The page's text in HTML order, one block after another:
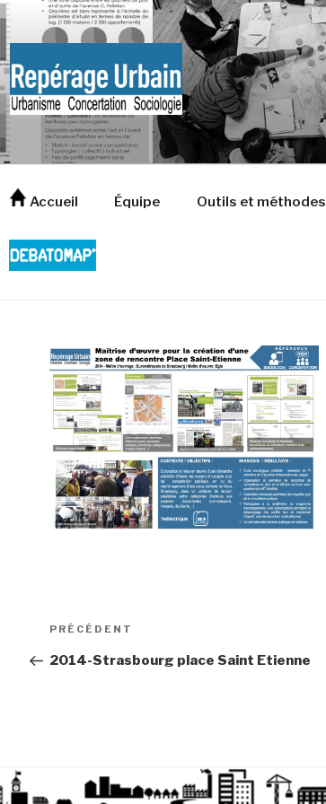
Accueil Équipe Outils et méthodes
Article
PRÉCÉDENT
2014-Strasbourg place Saint Etienne